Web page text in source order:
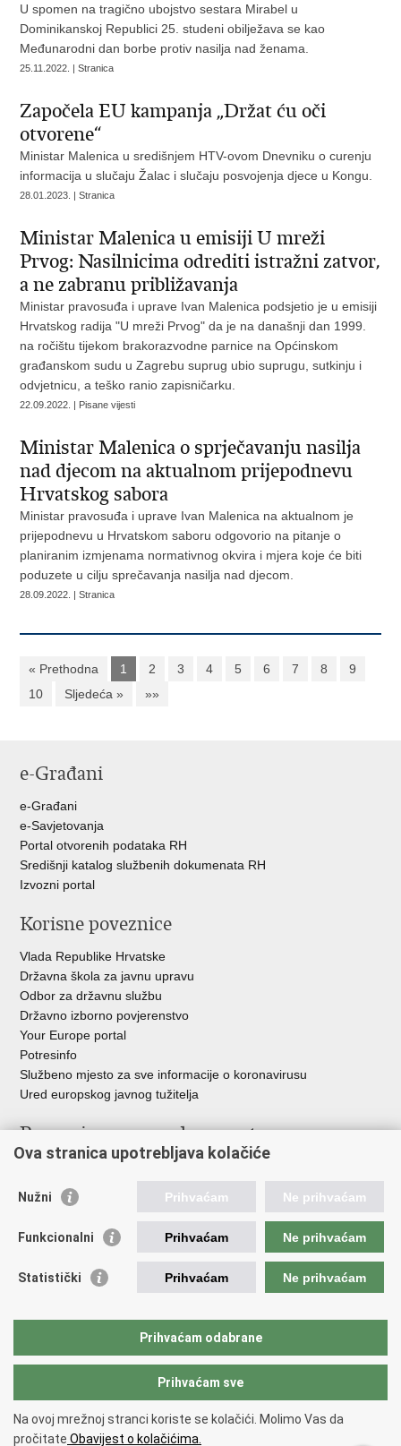
U spomen na tragično ubojstvo sestara Mirabel u
Dominikanskoj Republici 25. studeni obilježava se kao
Međunarodni dan borbe protiv nasilja nad ženama.
25.11.2022. | Stranica
Započela EU kampanja „Držat ću oči
otvorene“
Ministar Malenica u središnjem HTV-ovom Dnevniku o curenju
informacija u slučaju Žalac i slučaju posvojenja djece u Kongu.
28.01.2023. | Stranica
Ministar Malenica u emisiji U mreži
Prvog: Nasilnicima odrediti istražni zatvor,
a ne zabranu približavanja
Ministar pravosuđa i uprave Ivan Malenica podsjetio je u emisiji
Hrvatskog radija "U mreži Prvog" da je na današnji dan 1999.
na ročištu tijekom brakorazvodne parnice na Općinskom
građanskom sudu u Zagrebu suprug ubio suprugu, sutkinju i
odvjetnicu, a teško ranio zapisničarku.
22.09.2022. | Pisane vijesti
Ministar Malenica o sprječavanju nasilja
nad djecom na aktualnom prijepodnevu
Hrvatskog sabora
Ministar pravosuđa i uprave Ivan Malenica na aktualnom je
prijepodnevu u Hrvatskom saboru odgovorio na pitanje o
planiranim izmjenama normativnog okvira i mjera koje će biti
poduzete u cilju sprečavanja nasilja nad djecom.
28.09.2022. | Stranica
« Prethodna 1 2 3 4 5 6 7 8
9
10
Sljedeća » »»
e-Građani
e-Građani
e-Savjetovanja
Portal otvorenih podataka RH
Središnji katalog službenih dokumenata RH
Izvozni portal
Korisne poveznice
Vlada Republike Hrvatske
Državna škola za javnu upravu
Odbor za državnu službu
Državno izborno povjerenstvo
Your Europe portal
Potresinfo
Službeno mjesto za sve informacije o koronavirusu
Ured europskog javnog tužitelja
Poveznice pravosudnog sustava
Državno odvjetništvo
Ured za suzbijanje korupcije i organiziranog kriminaliteta
Državnoodvjetničko vijeće
Hrvatska odvjetnička komora
Europski pravosudni portal
Copyright © 2026 Ministarstvo pravosuđa, uprave i digitalne
transformacije Republike Hrvatske.
Ova stranica upotrebljava kolačiće
Nužni Prihvaćam Ne prihvaćam
Funkcionalni Prihvaćam Ne prihvaćam
Statistički Prihvaćam Ne prihvaćam
Prihvaćam odabrane
Prihvaćam sve
Na ovoj mrežnoj stranci koriste se kolačići. Molimo Vas da
pročitate Obavijest o kolačićima.